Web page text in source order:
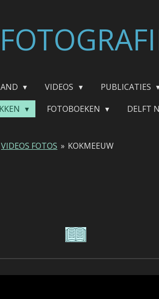
VIDEOS PUBLICATIES
FOTOBOEKEN DELFT
VIDEOS FOTOS » KOKMEEUW